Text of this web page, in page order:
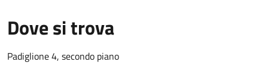
Dove si trova
Padiglione 4, secondo piano